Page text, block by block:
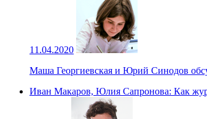
11.04.2020
Маша Георгиевская и Юрий Синодов
Иван Макаров, Юлия Сапронова: Как